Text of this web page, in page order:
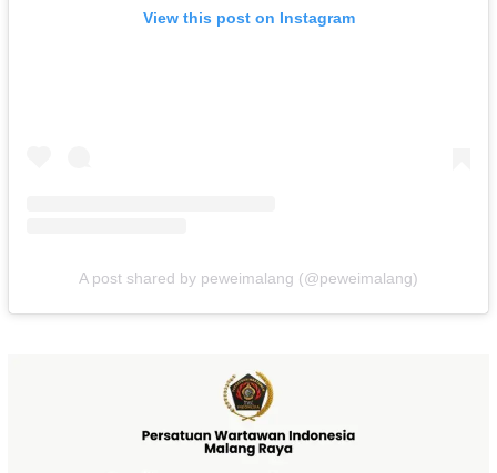
View this post on Instagram
A post shared by peweimalang (@peweimalang)